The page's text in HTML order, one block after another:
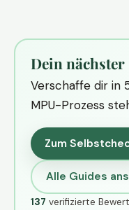
Dein
Verschaffe dir in
MPU-Prozess
Zum
Alle Guides
137 verifizierte